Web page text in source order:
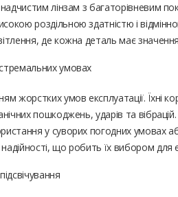
надчистим лінзам з багаторівневим
роздільною здатністю і
де кожна деталь має
умовах
жорстких умов експлуатації. Їхні
пошкоджень, ударів та
у суворих погодних умовах
що робить їх вибором для